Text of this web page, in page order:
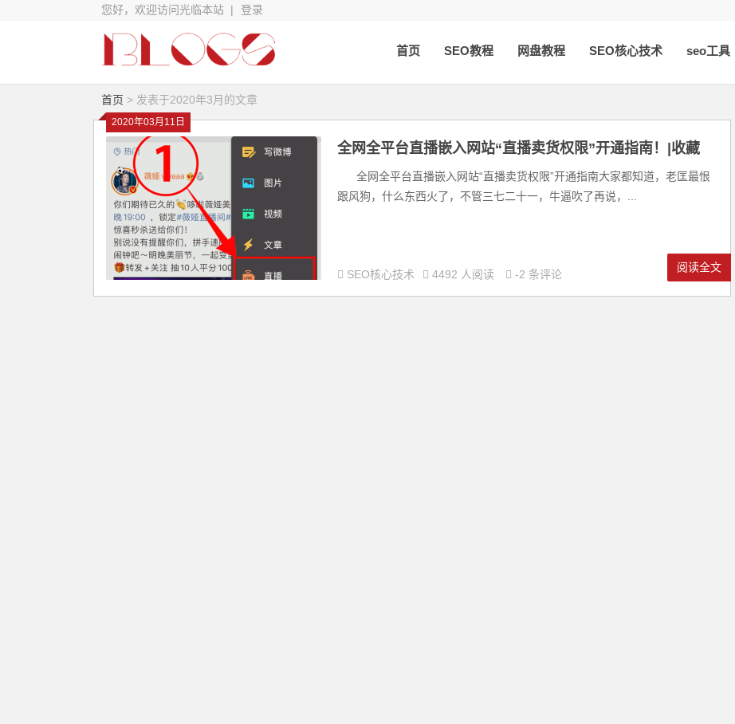
您好，欢迎访问光临本站 | 登录
首页 SEO教程 网盘教程 SEO核心技术 seo工具
首页 > 发表于2020年3月的文章
2020年03月11日
全网全平台直播嵌入网站“直播卖货权限”开通指南！|收藏
全网全平台直播嵌入网站“直播卖货权限”开通指南大家都知道，老匡最恨
跟风狗，什么东西火了，不管三七二十一，牛逼吹了再说，...
SEO核心技术 4492 人阅读 -2 条评论
阅读全文